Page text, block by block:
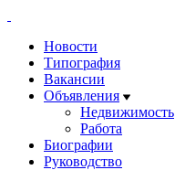
Новости
Типография
Вакансии
Объявления
Недвижимость
Работа
Биографии
Руководство